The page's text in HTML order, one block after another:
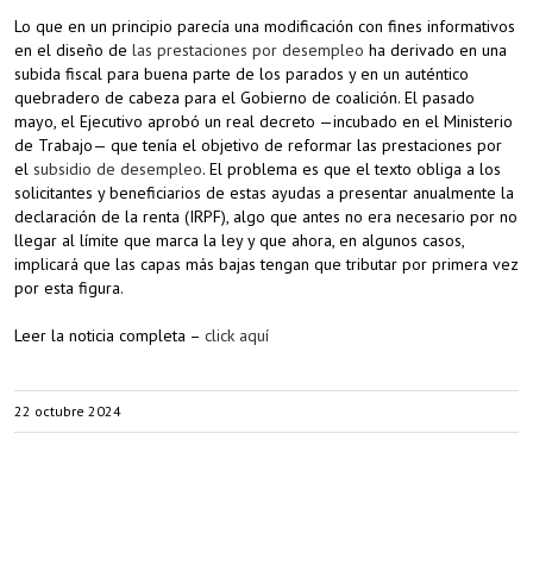
Lo que en un principio parecía una modificación con fines informativos
en el diseño de las prestaciones por desempleo ha derivado en una
subida fiscal para buena parte de los parados y en un auténtico
quebradero de cabeza para el Gobierno de coalición. El pasado
mayo, el Ejecutivo aprobó un real decreto —incubado en el Ministerio
de Trabajo— que tenía el objetivo de reformar las prestaciones por
el subsidio de desempleo. El problema es que el texto obliga a los
solicitantes y beneficiarios de estas ayudas a presentar anualmente la
declaración de la renta (IRPF), algo que antes no era necesario por no
llegar al límite que marca la ley y que ahora, en algunos casos,
implicará que las capas más bajas tengan que tributar por primera vez
por esta figura.
Leer la noticia completa – click aquí
22 octubre 2024